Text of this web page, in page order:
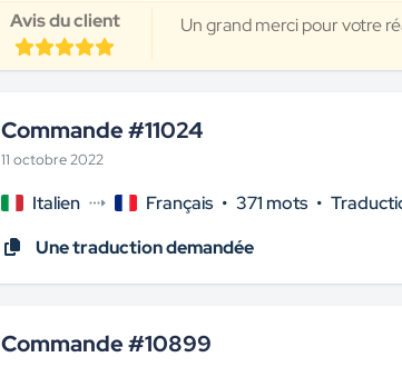
Avis du client Un grand merci pour votre
Commande #11024
11 octobre 2022
Italien Français • 371 mots •
Une traduction demandée
Commande #10899